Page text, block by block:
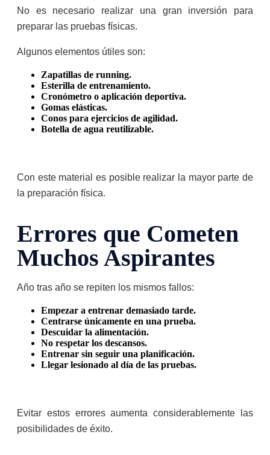
No es necesario realizar una gran inversión para
preparar las pruebas físicas.
Algunos elementos útiles son:
Zapatillas de running.
Esterilla de entrenamiento.
Cronómetro o aplicación deportiva.
Gomas elásticas.
Conos para ejercicios de agilidad.
Botella de agua reutilizable.
Con este material es posible realizar la mayor parte de
la preparación física.
Errores que Cometen
Muchos Aspirantes
Año tras año se repiten los mismos fallos:
Empezar a entrenar demasiado tarde.
Centrarse únicamente en una prueba.
Descuidar la alimentación.
No respetar los descansos.
Entrenar sin seguir una planificación.
Llegar lesionado al día de las pruebas.
Evitar estos errores aumenta considerablemente las
posibilidades de éxito.